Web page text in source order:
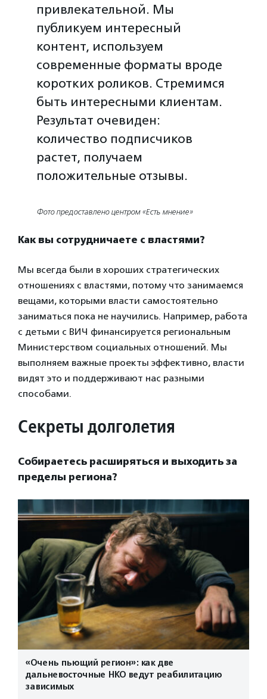
привлекательной. Мы
публикуем интересный
контент, используем
современные форматы вроде
коротких роликов. Стремимся
быть интересными клиентам.
Результат очевиден:
количество подписчиков
растет, получаем
положительные отзывы.
Фото предоставлено центром «Есть мнение»
Как вы сотрудничаете с властями?
Мы всегда были в хороших стратегических
отношениях с властями, потому что занимаемся
вещами, которыми власти самостоятельно
заниматься пока не научились. Например, работа
с детьми с ВИЧ финансируется региональным
Министерством социальных отношений. Мы
выполняем важные проекты эффективно, власти
видят это и поддерживают нас разными
способами.
Секреты долголетия
Собираетесь расширяться и выходить за
пределы региона?
«Очень пьющий регион»: как две
дальневосточные НКО ведут реабилитацию
зависимых